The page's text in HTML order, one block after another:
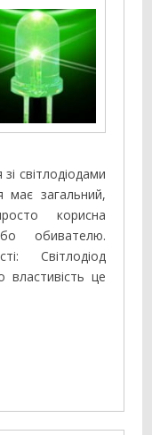
світлодіодами
має загальний,
корисна
обивателю.
Світлодіод
це